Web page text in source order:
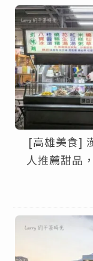
[高雄美食]
人推薦甜品